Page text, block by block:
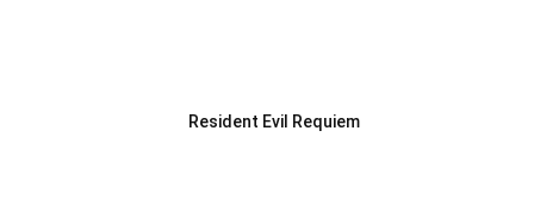
Resident Evil Requiem